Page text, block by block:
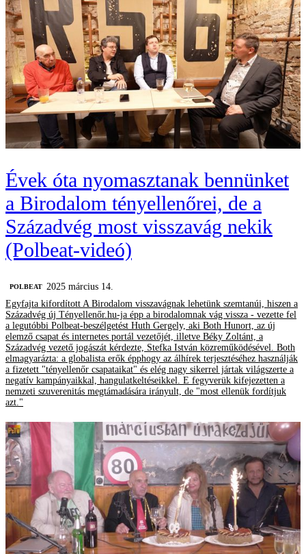
Évek óta nyomasztanak bennünket
a Birodalom tényellenőrei, de a
Századvég most visszavág nekik
(Polbeat-videó)
‎POLBEAT
2025 március 14.
Egyfajta kifordított A Birodalom visszavágnak lehetünk szemtanúi, hiszen a
Századvég új Tényellenőr.hu-ja épp a birodalomnak vág vissza - vezette fel
a legutóbbi Polbeat-beszélgetést Huth Gergely, aki Both Hunort, az új
elemző csapat és internetes portál vezetőjét, illetve Béky Zoltánt, a
Századvég vezető jogászát kérdezte, Stefka István közreműködésével. Both
elmagyarázta: a globalista erők épphogy az álhírek terjesztéséhez használják
a fizetett "tényellenőr csapataikat" és elég nagy sikerrel jártak világszerte a
negatív kampányaikkal, hangulatkeltéseikkel. E fegyverük kifejezetten a
nemzeti szuverenitás megtámadására irányult, de "most ellenük fordítjuk
azt."